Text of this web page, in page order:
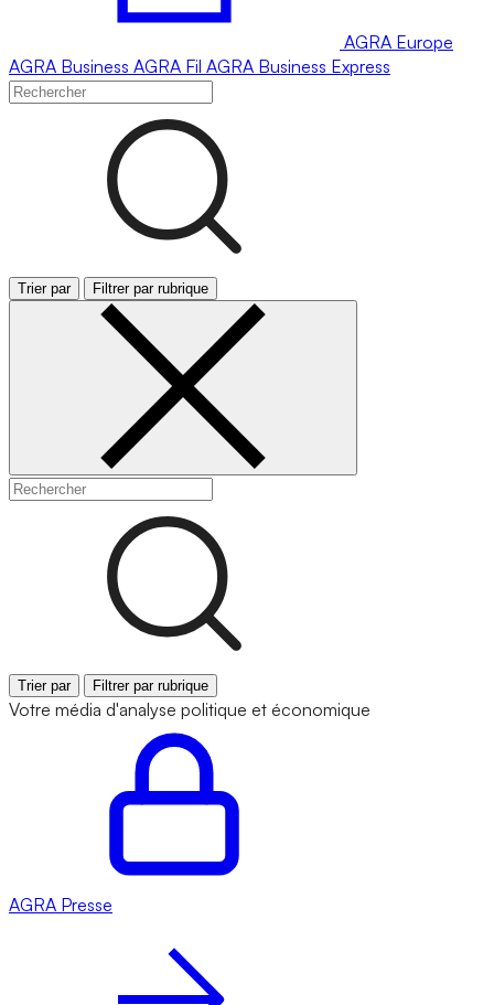
AGRA Europe
AGRA Business AGRA Fil AGRA Business Express
Trier par Filtrer par rubrique
Trier par Filtrer par rubrique
Votre média d'analyse politique et économique
AGRA Presse